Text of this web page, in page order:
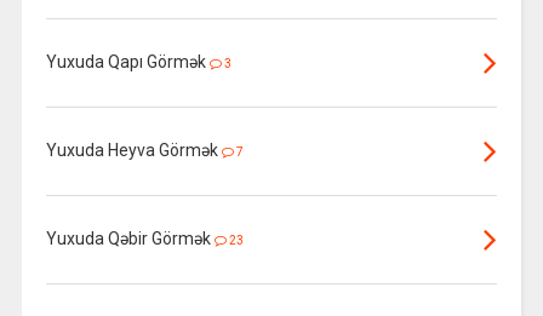
Yuxuda Qapı Görmək 3
Yuxuda Heyva Görmək 7
Yuxuda Qəbir Görmək 23